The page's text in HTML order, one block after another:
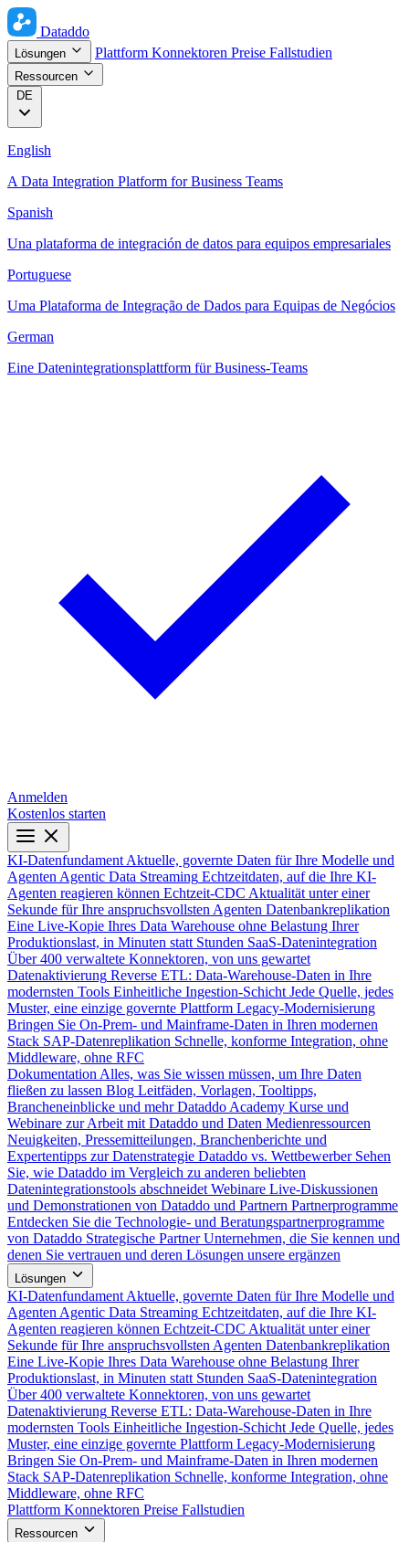
Dataddo
Lösungen Plattform Konnektoren Preise Fallstudien
Ressourcen
DE
English
A Data Integration Platform for Business Teams
Spanish
Una plataforma de integración de datos para equipos empresariales
Portuguese
Uma Plataforma de Integração de Dados para Equipas de Negócios
German
Eine Datenintegrationsplattform für Business-Teams
Anmelden
Kostenlos starten
KI-Datenfundament Aktuelle, governte Daten für Ihre Modelle und
Agenten Agentic Data Streaming Echtzeitdaten, auf die Ihre KI-
Agenten reagieren können Echtzeit-CDC Aktualität unter einer
Sekunde für Ihre anspruchsvollsten Agenten Datenbankreplikation
Eine Live-Kopie Ihres Data Warehouse ohne Belastung Ihrer
Produktionslast, in Minuten statt Stunden SaaS-Datenintegration
Über 400 verwaltete Konnektoren, von uns gewartet
Datenaktivierung Reverse ETL: Data-Warehouse-Daten in Ihre
modernsten Tools Einheitliche Ingestion-Schicht Jede Quelle, jedes
Muster, eine einzige governte Plattform Legacy-Modernisierung
Bringen Sie On-Prem- und Mainframe-Daten in Ihren modernen
Stack SAP-Datenreplikation Schnelle, konforme Integration, ohne
Middleware, ohne RFC
Dokumentation Alles, was Sie wissen müssen, um Ihre Daten
fließen zu lassen Blog Leitfäden, Vorlagen, Tooltipps,
Brancheneinblicke und mehr Dataddo Academy Kurse und
Webinare zur Arbeit mit Dataddo und Daten Medienressourcen
Neuigkeiten, Pressemitteilungen, Branchenberichte und
Expertentipps zur Datenstrategie Dataddo vs. Wettbewerber Sehen
Sie, wie Dataddo im Vergleich zu anderen beliebten
Datenintegrationstools abschneidet Webinare Live-Diskussionen
und Demonstrationen von Dataddo und Partnern Partnerprogramme
Entdecken Sie die Technologie- und Beratungspartnerprogramme
von Dataddo Strategische Partner Unternehmen, die Sie kennen und
denen Sie vertrauen und deren Lösungen unsere ergänzen
Lösungen
KI-Datenfundament Aktuelle, governte Daten für Ihre Modelle und
Agenten Agentic Data Streaming Echtzeitdaten, auf die Ihre KI-
Agenten reagieren können Echtzeit-CDC Aktualität unter einer
Sekunde für Ihre anspruchsvollsten Agenten Datenbankreplikation
Eine Live-Kopie Ihres Data Warehouse ohne Belastung Ihrer
Produktionslast, in Minuten statt Stunden SaaS-Datenintegration
Über 400 verwaltete Konnektoren, von uns gewartet
Datenaktivierung Reverse ETL: Data-Warehouse-Daten in Ihre
modernsten Tools Einheitliche Ingestion-Schicht Jede Quelle, jedes
Muster, eine einzige governte Plattform Legacy-Modernisierung
Bringen Sie On-Prem- und Mainframe-Daten in Ihren modernen
Stack SAP-Datenreplikation Schnelle, konforme Integration, ohne
Middleware, ohne RFC
Plattform Konnektoren Preise Fallstudien
Ressourcen